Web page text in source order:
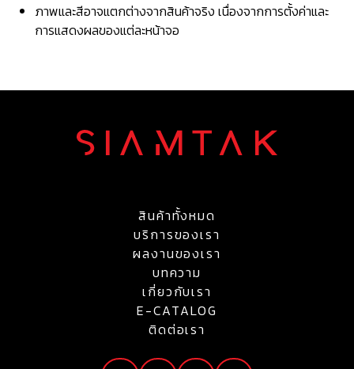
ภาพและสีอาจแตกต่างจากสินค้าจริง เนื่องจากการตั้งค่าและ
การแสดงผลของแต่ละหน้าจอ
สินค้าทั้งหมด
บริการของเรา
ผลงานของเรา
บทความ
เกี่ยวกับเรา
E-CATALOG
ติดต่อเรา